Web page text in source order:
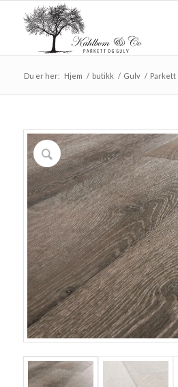
Du er her: Hjem / butikk / Gulv / Parkett